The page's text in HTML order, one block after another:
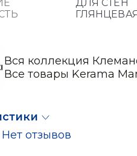
ДЛЯ СТЕН
Вся коллекция
Все товары Kerama
Нет отзывов